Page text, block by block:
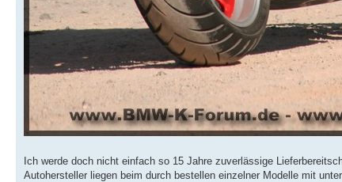
Ich werde doch nicht einfach so 15 Jahre zuverlässige
Autohersteller liegen beim durch bestellen einzelner Modelle mit